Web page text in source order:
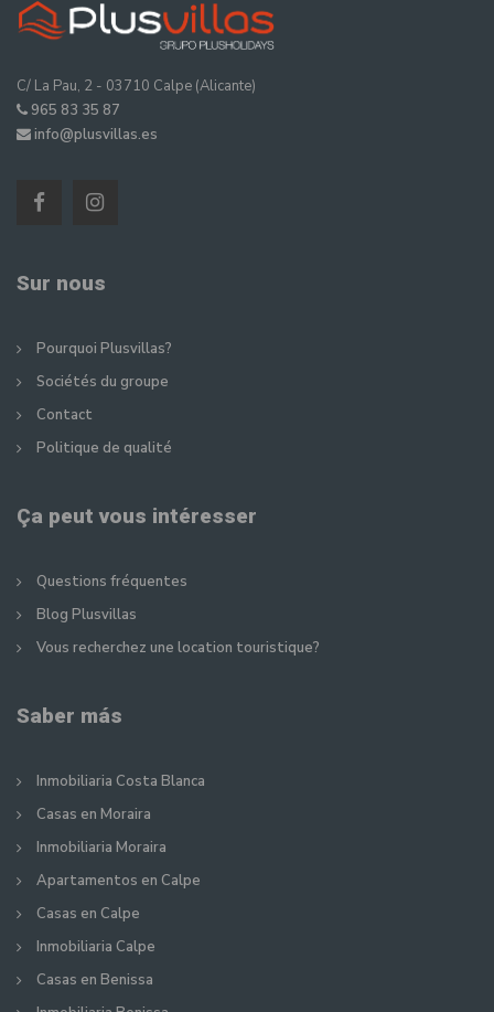
C/ La Pau, 2 - 03710 Calpe (Alicante)
965 83 35 87
info@plusvillas.es
Sur nous
Pourquoi Plusvillas?
Sociétés du groupe
Contact
Politique de qualité
Ça peut vous intéresser
Questions fréquentes
Blog Plusvillas
Vous recherchez une location touristique?
Saber más
Inmobiliaria Costa Blanca
Casas en Moraira
Inmobiliaria Moraira
Apartamentos en Calpe
Casas en Calpe
Inmobiliaria Calpe
Casas en Benissa